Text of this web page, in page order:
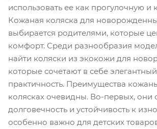
использовать ее как прогулочную и
Кожаная коляска для
выбирается родителями, которые
комфорт. Среди разнообразия
найти коляски из экокожи для
которые сочетают в себе
практичность. Преимущества
колясках очевидны. Во-первых, они
долговечность и устойчивость к
особенно важно для детских